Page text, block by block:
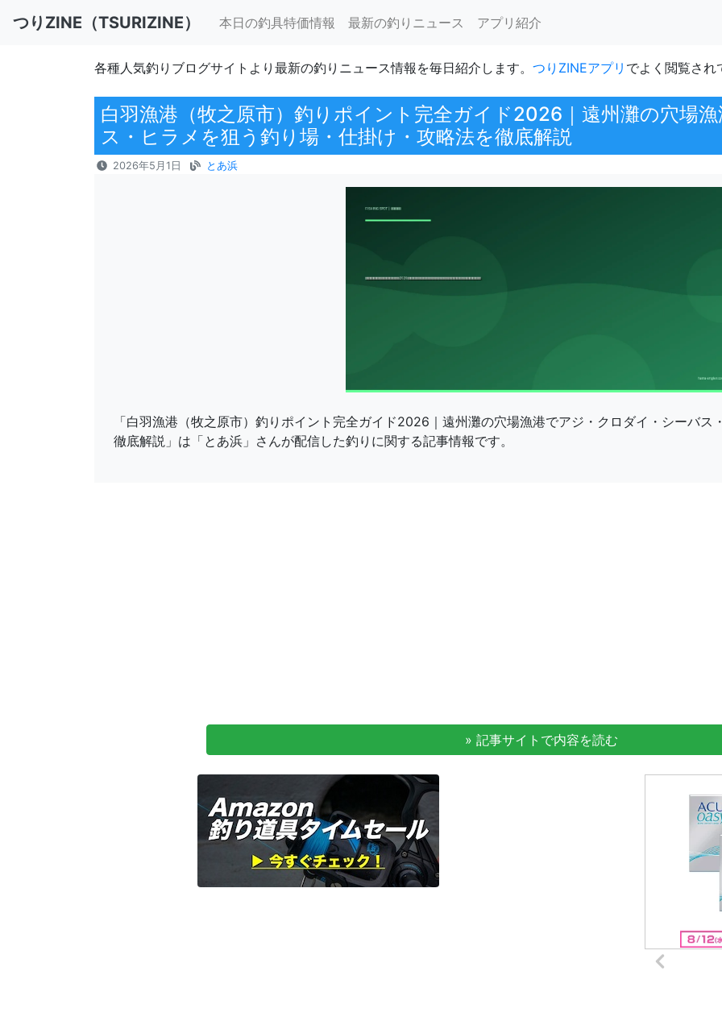
つりZINE（TSURIZINE） 本日の釣具特価情報 最新の釣りニュース アプリ紹介
各種人気釣りブログサイトより最新の釣りニュース情報を毎日紹介します。 つりZINEアプリ でよく閲覧され
白羽漁港（牧之原市）釣りポイント完全ガイド2026｜遠州灘の穴場
ス・ヒラメを狙う釣り場・仕掛け・攻略法を徹底解説
2026年5月1日 とあ浜
「白羽漁港（牧之原市）釣りポイント完全ガイド2026｜遠州灘の穴場漁港でアジ・クロダイ・シーバ
徹底解説」は「とあ浜」さんが配信した釣りに関する記事情報です。
» 記事サイトで内容を読む